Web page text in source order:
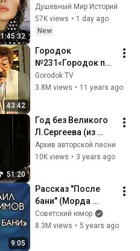
1:45:32
который трогает
до глубины души.
Очень сильная
Аудиорассказ
Душевный Мир Историй
57K views • 1 day ago
New
43:42
Городок
№231«Городок по
совету» / Городок
№232«Городок на
Gorodok TV
3.8M views • 11 years ago
51:20
Год без Великого
Л.Сергеева (из
неопубликованных
записей -
Архив авторской песни
10K views • 3 years ago
9:05
Рассказ "После
бани" (Морда
красная). Михаил
Евдокимов (1990)
Советский юмор
8.3M views • 5 years ago